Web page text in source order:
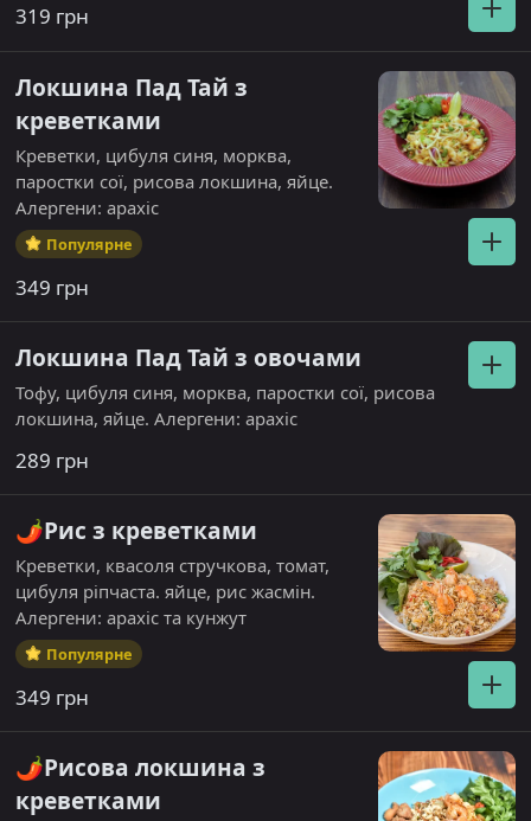
319 грн
Локшина Пад Тай з
креветками
Креветки, цибуля синя, морква,
паростки сої, рисова локшина, яйце.
Алергени: арахіс
Популярне
349 грн
Локшина Пад Тай з овочами
Тофу, цибуля синя, морква, паростки сої, рисова
локшина, яйце. Алергени: арахіс
289 грн
🌶️Рис з креветками
Креветки, квасоля стручкова, томат,
цибуля ріпчаста. яйце, рис жасмін.
Алергени: арахіс та кунжут
Популярне
349 грн
🌶️Рисова локшина з
креветками